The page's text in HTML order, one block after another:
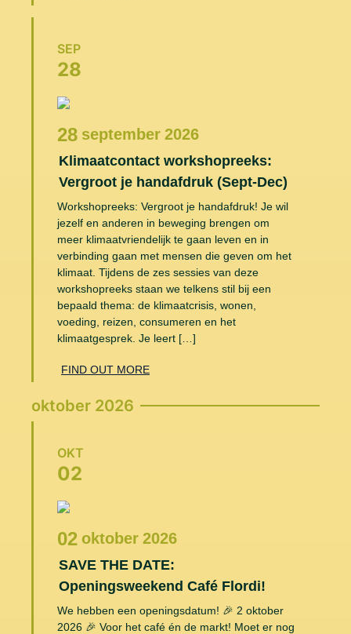
SEP
28
28 september 2026
Klimaatcontact workshopreeks:
Vergroot je handafdruk (Sept-Dec)
Workshopreeks: Vergroot je handafdruk! Je wil
jezelf en anderen in beweging brengen om
meer klimaatvriendelijk te gaan leven en in
verbinding gaan met mensen die geven om het
klimaat. Tijdens de zes sessies van deze
workshopreeks staan we telkens stil bij een
bepaald thema: de klimaatcrisis, wonen,
voeding, reizen, consumeren en het
klimaatgesprek. Je leert […]
FIND OUT MORE
oktober 2026
OKT
02
02 oktober 2026
SAVE THE DATE:
Openingsweekend Café Flordi!
We hebben een openingsdatum! 🎉 2 oktober
2026 🎉 Voor het café én de markt! Moet er nog